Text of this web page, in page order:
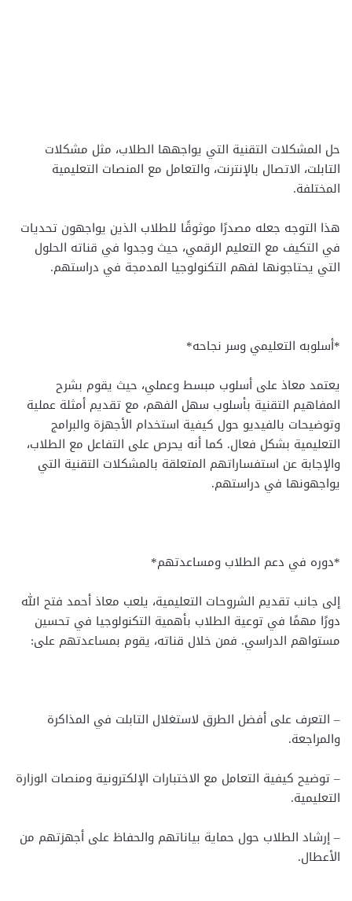
حل المشكلات التقنية التي يواجهها الطلاب، مثل مشكلات
التابلت، الاتصال بالإنترنت، والتعامل مع المنصات التعليمية
المختلفة.
هذا التوجه جعله مصدرًا موثوقًا للطلاب الذين يواجهون تحديات
في التكيف مع التعليم الرقمي، حيث وجدوا في قناته الحلول
التي يحتاجونها لفهم التكنولوجيا المدمجة في دراستهم.
*أسلوبه التعليمي وسر نجاحه*
يعتمد معاذ على أسلوب مبسط وعملي، حيث يقوم بشرح
المفاهيم التقنية بأسلوب سهل الفهم، مع تقديم أمثلة عملية
وتوضيحات بالفيديو حول كيفية استخدام الأجهزة والبرامج
التعليمية بشكل فعال. كما أنه يحرص على التفاعل مع الطلاب،
والإجابة عن استفساراتهم المتعلقة بالمشكلات التقنية التي
يواجهونها في دراستهم.
*دوره في دعم الطلاب ومساعدتهم*
إلى جانب تقديم الشروحات التعليمية، يلعب معاذ أحمد فتح الله
دورًا مهمًا في توعية الطلاب بأهمية التكنولوجيا في تحسين
مستواهم الدراسي. فمن خلال قناته، يقوم بمساعدتهم على:
– التعرف على أفضل الطرق لاستغلال التابلت في المذاكرة
والمراجعة.
– توضيح كيفية التعامل مع الاختبارات الإلكترونية ومنصات الوزارة
التعليمية.
– إرشاد الطلاب حول حماية بياناتهم والحفاظ على أجهزتهم من
الأعطال.